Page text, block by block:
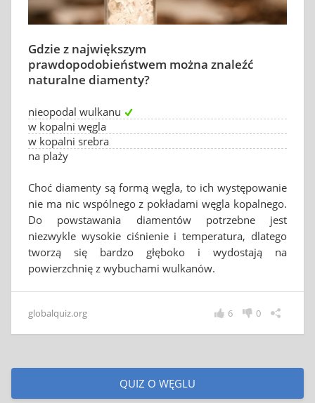
Gdzie z największym
prawdopodobieństwem można znaleźć
naturalne diamenty?
nieopodal wulkanu
w kopalni węgla
w kopalni srebra
na plaży
Choć diamenty są formą węgla, to ich występowanie
nie ma nic wspólnego z pokładami węgla kopalnego.
Do powstawania diamentów potrzebne jest
niezwykle wysokie ciśnienie i temperatura, dlatego
tworzą się bardzo głęboko i wydostają na
powierzchnię z wybuchami wulkanów.
globalquiz.org 0
6
QUIZ O WĘGLU